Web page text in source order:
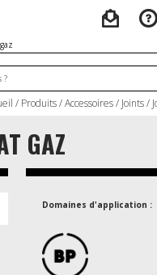
/ Produits/Accessoires/ Joints/
GAZ
Domaines d'application :